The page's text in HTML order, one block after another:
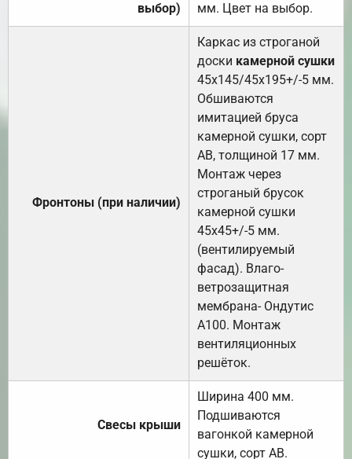
выбор)
мм. Цвет на выбор.
Фронтоны (при наличии)
Каркас из строганой
доски камерной сушки
45х145/45х195+/-5 мм.
Обшиваются
имитацией бруса
камерной сушки, сорт
АВ, толщиной 17 мм.
Монтаж через
строганый брусок
камерной сушки
45х45+/-5 мм.
(вентилируемый
фасад). Влаго-
ветрозащитная
мембрана- Ондутис
А100. Монтаж
вентиляционных
решёток.
Свесы крыши
Ширина 400 мм.
Подшиваются
вагонкой камерной
сушки, сорт АВ.